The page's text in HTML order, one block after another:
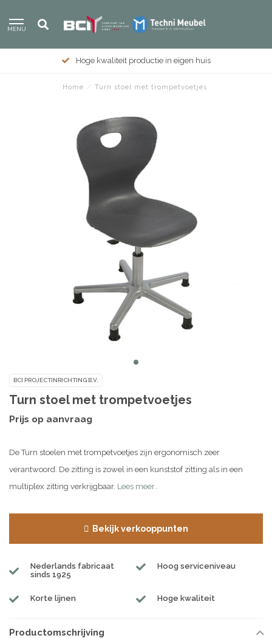
MENU
Hoge kwaliteit productie in eigen huis
Home / Turn stoel met trompetvoetjes
BCI PROJECTINRICHTING B.V.
Turn stoel met trompetvoetjes
Prijs op aanvraag
De Turn stoelen met trompetvoetjes zijn ergonomisch zeer
verantwoord. De zitting is zowel in een kunststof zitting als in een
multiplex zitting verkrijgbaar. Lees meer..
Bekijk verkooppunten
Nederlands fabricaat
sinds 1925
Hoog serviceniveau
Korte lijnen Hoge kwaliteit
Productomschrijving